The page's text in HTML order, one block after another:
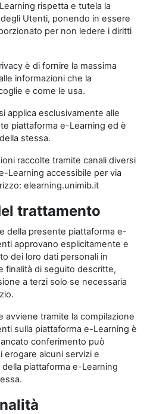
rispetta e tutela la
Utenti, ponendo in essere
per non ledere i diritti
è di fornire la massima
informazioni che la
e come le usa.
applica esclusivamente alle
piattaforma e-Learning ed è
stessa.
raccolte tramite canali diversi
Learning accessibile per via
elearning.unimib.it
trattamento
della presente piattaforma e-
approvano esplicitamente e
dei loro dati personali in
finalità di seguito descritte,
a terzi solo se necessaria
avviene tramite la compilazione
sulla piattaforma e-Learning è
conferimento può
erogare alcuni servizi e
piattaforma e-Learning